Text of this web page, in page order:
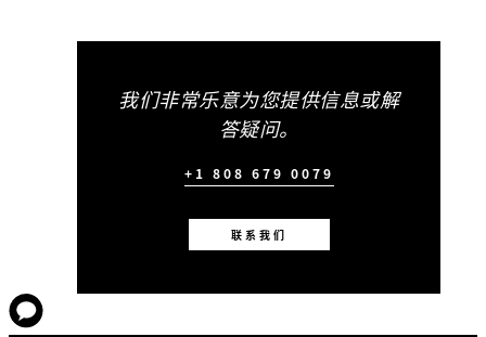
我们非常乐意为您提供信息或解
答疑问。
+1 808 679 0079
联系我们